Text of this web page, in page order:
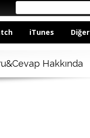
iTunes Diğer
Hakkında